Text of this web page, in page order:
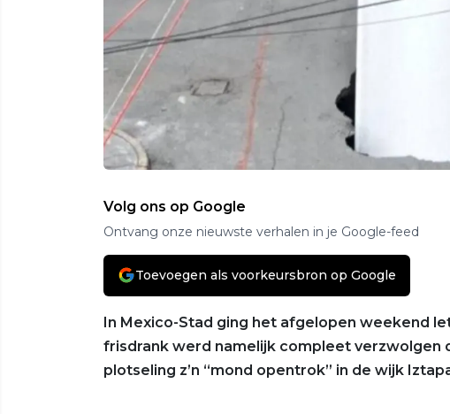
Volg ons op Google
Ontvang onze nieuwste verhalen in je Google-feed
Toevoegen als voorkeursbron op Google
In Mexico-Stad ging het afgelopen weekend
frisdrank werd namelijk compleet verzwolgen
plotseling z’n “mond opentrok” in de wijk